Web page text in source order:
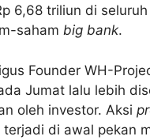
6,68 triliun di
saham big bank.
Founder WH-
Jumat lalu lebih
oleh investor. Aksi
di awal pekan